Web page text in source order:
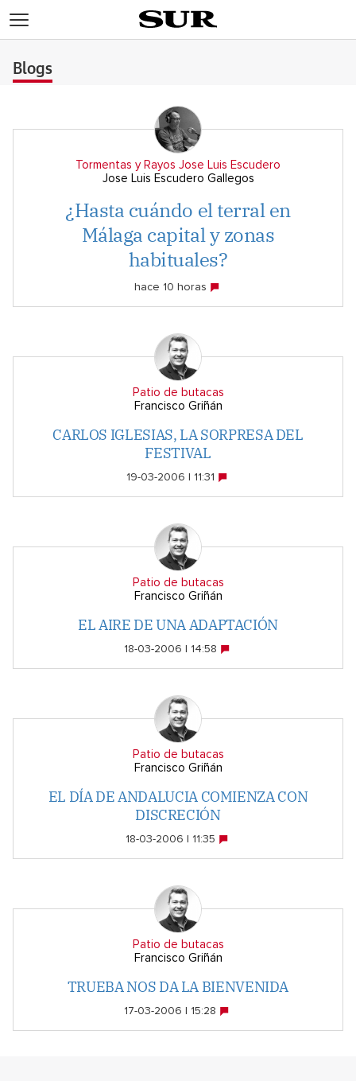
Blogs
Tormentas y Rayos Jose Luis Escudero
Jose Luis Escudero Gallegos
¿Hasta cuándo el terral en
Málaga capital y zonas
habituales?
hace 10 horas
Patio de butacas
Francisco Griñán
CARLOS IGLESIAS, LA SORPRESA DEL
FESTIVAL
19-03-2006 | 11:31
Patio de butacas
Francisco Griñán
EL AIRE DE UNA ADAPTACIÓN
18-03-2006 | 14:58
Patio de butacas
Francisco Griñán
EL DÍA DE ANDALUCIA COMIENZA CON
DISCRECIÓN
18-03-2006 | 11:35
Patio de butacas
Francisco Griñán
TRUEBA NOS DA LA BIENVENIDA
17-03-2006 | 15:28